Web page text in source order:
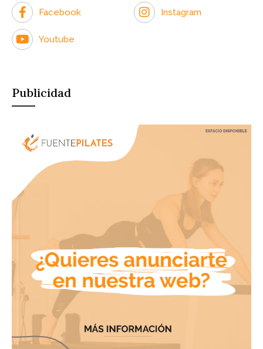
Facebook Instagram
Youtube
Publicidad